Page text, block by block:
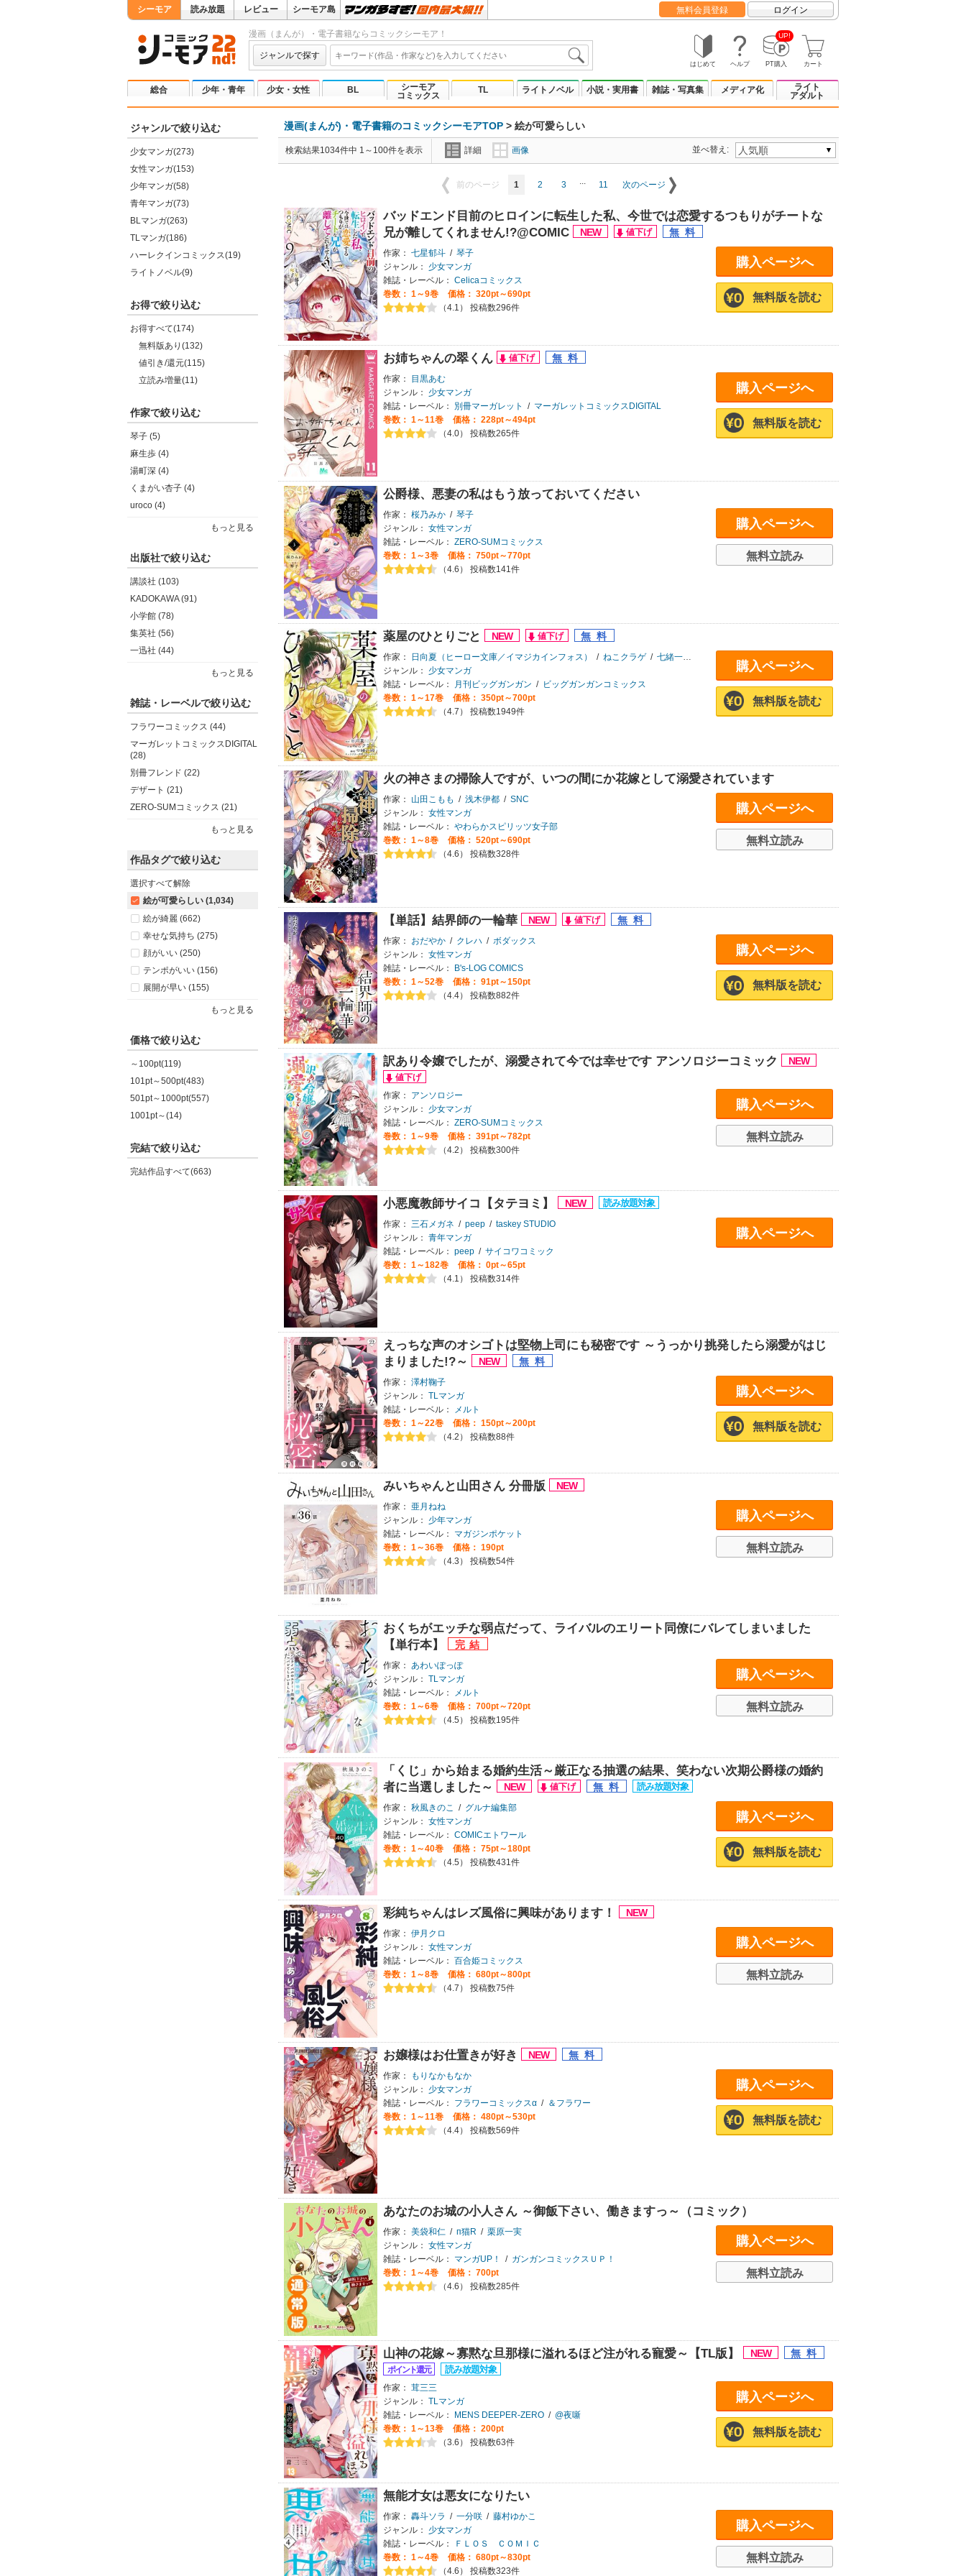
シーモア 読み放題 レビュー シーモア島 無料会員登録 ログイン
漫画（まんが）・電子書籍ならコミックシーモア！
ジャンルで探す
はじめて ヘルプ
UP!
PT購入 カート
総合 少年・青年 少女・女性 BL
シーモア
コミックス
TL ライトノベル 小説・実用書 雑誌・写真集 メディア化
ライト
アダルト
ジャンルで絞り込む
少女マンガ(273)
女性マンガ(153)
少年マンガ(58)
青年マンガ(73)
BLマンガ(263)
TLマンガ(186)
ハーレクインコミックス(19)
ライトノベル(9)
お得で絞り込む
お得すべて(174)
無料版あり(132)
値引き/還元(115)
立読み増量(11)
作家で絞り込む
琴子 (5)
麻生歩 (4)
湯町深 (4)
くまがい杏子 (4)
uroco (4)
もっと見る
出版社で絞り込む
講談社 (103)
KADOKAWA (91)
小学館 (78)
集英社 (56)
一迅社 (44)
もっと見る
雑誌・レーベルで絞り込む
フラワーコミックス (44)
マーガレットコミックスDIGITAL
(28)
別冊フレンド (22)
デザート (21)
ZERO-SUMコミックス (21)
もっと見る
作品タグで絞り込む
選択すべて解除
絵が可愛らしい (1,034)
絵が綺麗 (662)
幸せな気持ち (275)
顔がいい (250)
テンポがいい (156)
展開が早い (155)
もっと見る
価格で絞り込む
～100pt(119)
101pt～500pt(483)
501pt～1000pt(557)
1001pt～(14)
完結で絞り込む
完結作品すべて(663)
漫画(まんが)・電子書籍のコミックシーモアTOP > 絵が可愛らしい
検索結果1034件中 1～100件を表示 詳細 画像 並べ替え:
前のページ 1 2 3 ... 11 次のページ
バッドエンド目前のヒロインに転生した私、今世では恋愛するつもりがチートな
兄が離してくれません!?@COMIC
作家： 七星郁斗 / 琴子
ジャンル：
少女マンガ
雑誌・レーベル： Celicaコミックス
巻数： 1～9巻
価格： 320pt～690pt
（4.1） 投稿数296件
購入ページへ
無料版を読む
お姉ちゃんの翠くん
作家：
目黒あむ
ジャンル：
少女マンガ
雑誌・レーベル：
別冊マーガレット / マーガレットコミックスDIGITAL
巻数： 1～11巻
価格： 228pt～494pt
（4.0） 投稿数265件
購入ページへ
無料版を読む
公爵様、悪妻の私はもう放っておいてください
作家： 桜乃みか / 琴子
ジャンル： 女性マンガ
雑誌・レーベル： ZERO-SUMコミックス
巻数： 1～3巻
価格： 750pt～770pt
（4.6） 投稿数141件
購入ページへ
無料立読み
薬屋のひとりごと
作家： 日向夏（ヒーロー文庫／イマジカインフォス） / ねこクラゲ / 七緒一綺
しのとうこ
ジャンル：
少女マンガ
雑誌・レーベル：
月刊ビッグガンガン /
ビッグガンガンコミックス
巻数： 1～17巻
価格： 350pt～700pt
（4.7） 投稿数1949件
購入ページへ
無料版を読む
火の神さまの掃除人ですが、いつの間にか花嫁として溺愛されています
作家： 山田こもも / 浅木伊都 / SNC
ジャンル： 女性マンガ
雑誌・レーベル： やわらかスピリッツ女子部
巻数： 1～8巻
価格： 520pt～690pt
（4.6） 投稿数328件
購入ページへ
無料立読み
【単話】結界師の一輪華
作家： おだやか / クレハ / ボダックス
ジャンル： 女性マンガ
雑誌・レーベル：
B's-LOG COMICS
巻数： 1～52巻
価格： 91pt～150pt
（4.4） 投稿数882件
購入ページへ
無料版を読む
訳あり令嬢でしたが、溺愛されて今では幸せです アンソロジーコミック
作家：
アンソロジー
ジャンル：
少女マンガ
雑誌・レーベル： ZERO-SUMコミックス
巻数： 1～9巻
価格： 391pt～782pt
（4.2） 投稿数300件
購入ページへ
無料立読み
小悪魔教師サイコ【タテヨミ】
作家： 三石メガネ / peep / taskey STUDIO
ジャンル： 青年マンガ
雑誌・レーベル： peep / サイコワコミック
巻数： 1～182巻
価格： 0pt～65pt
（4.1） 投稿数314件
購入ページへ
えっちな声のオシゴトは堅物上司にも秘密です ～うっかり挑発したら溺愛がはじ
まりました!?～
作家： 澤村鞠子
ジャンル： TLマンガ
雑誌・レーベル：
メルト
巻数： 1～22巻
価格： 150pt～200pt
（4.2） 投稿数88件
購入ページへ
無料版を読む
みいちゃんと山田さん 分冊版
作家：
亜月ねね
ジャンル：
少年マンガ
雑誌・レーベル：
マガジンポケット
巻数： 1～36巻
価格： 190pt
（4.3） 投稿数54件
購入ページへ
無料立読み
おくちがエッチな弱点だって、ライバルのエリート同僚にバレてしまいました
【単行本】
作家： あわいぽっぽ
ジャンル： TLマンガ
雑誌・レーベル：
メルト
巻数： 1～6巻
価格： 700pt～720pt
（4.5） 投稿数195件
購入ページへ
無料立読み
「くじ」から始まる婚約生活～厳正なる抽選の結果、笑わない次期公爵様の婚約
者に当選しました～
作家： 秋風きのこ / グルナ編集部
ジャンル： 女性マンガ
雑誌・レーベル： COMICエトワール
巻数： 1～40巻
価格： 75pt～180pt
（4.5） 投稿数431件
購入ページへ
無料版を読む
彩純ちゃんはレズ風俗に興味があります！
作家： 伊月クロ
ジャンル： 女性マンガ
雑誌・レーベル： 百合姫コミックス
巻数： 1～8巻
価格： 680pt～800pt
（4.7） 投稿数75件
購入ページへ
無料立読み
お嬢様はお仕置きが好き
作家：
もりなかもなか
ジャンル：
少女マンガ
雑誌・レーベル：
フラワーコミックスα /
＆フラワー
巻数： 1～11巻
価格： 480pt～530pt
（4.4） 投稿数569件
購入ページへ
無料版を読む
あなたのお城の小人さん ～御飯下さい、働きますっ～（コミック）
作家： 美袋和仁 / п猫R / 栗原一実
ジャンル： 女性マンガ
雑誌・レーベル：
マンガUP！ / ガンガンコミックスＵＰ！
巻数： 1～4巻
価格： 700pt
（4.6） 投稿数285件
購入ページへ
無料立読み
山神の花嫁～寡黙な旦那様に溢れるほど注がれる寵愛～【TL版】
作家： 茸三三
ジャンル： TLマンガ
雑誌・レーベル：
MENS DEEPER-ZERO / @夜噺
巻数： 1～13巻
価格： 200pt
（3.6） 投稿数63件
購入ページへ
無料版を読む
無能才女は悪女になりたい
作家： 轟斗ソラ / 一分咲 / 藤村ゆかこ
ジャンル：
少女マンガ
雑誌・レーベル：
ＦＬＯＳ ＣＯＭＩＣ
巻数： 1～4巻
価格： 680pt～830pt
（4.6） 投稿数323件
購入ページへ
無料立読み